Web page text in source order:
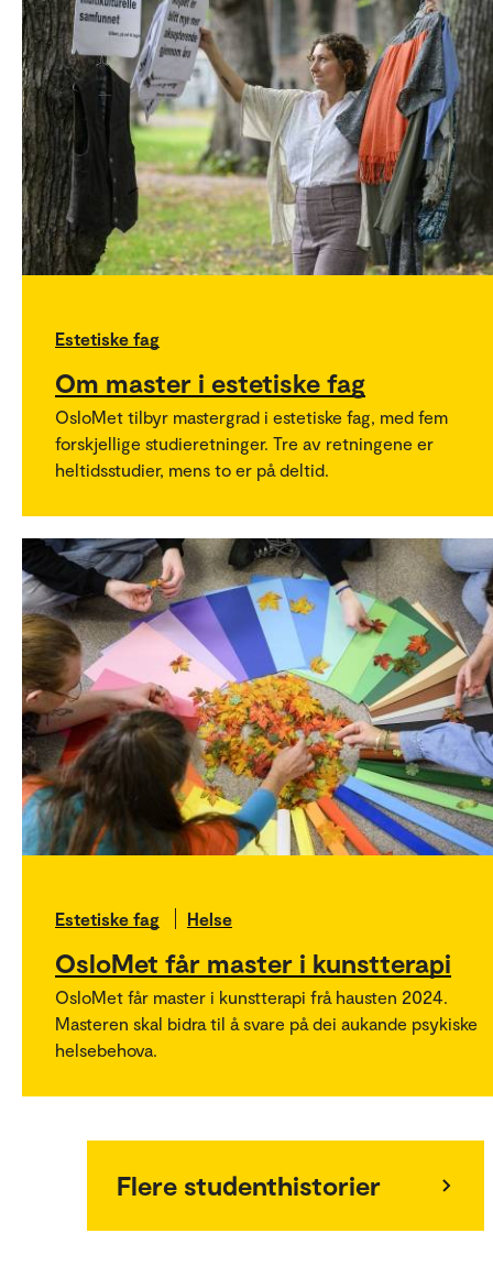
Estetiske fag
Om master i estetiske fag
OsloMet tilbyr mastergrad i estetiske fag, med fem
forskjellige studieretninger. Tre av retningene er
heltidsstudier, mens to er på deltid.
Estetiske fag Helse
OsloMet får master i kunstterapi
OsloMet får master i kunstterapi frå hausten 2024.
Masteren skal bidra til å svare på dei aukande psykiske
helsebehova.
Flere studenthistorier